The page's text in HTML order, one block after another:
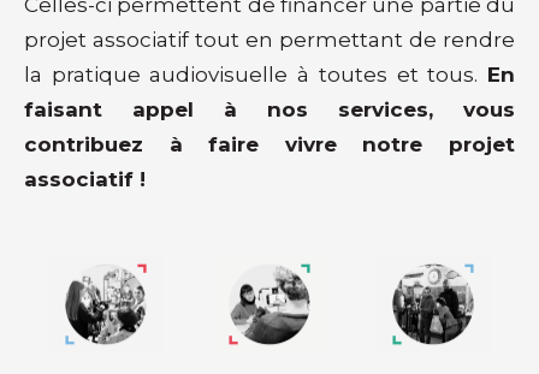
Celles-ci permettent de financer une partie du
projet associatif tout en permettant de rendre
la pratique audiovisuelle à toutes et tous. En
faisant appel à nos services, vous
contribuez à faire vivre notre projet
associatif !